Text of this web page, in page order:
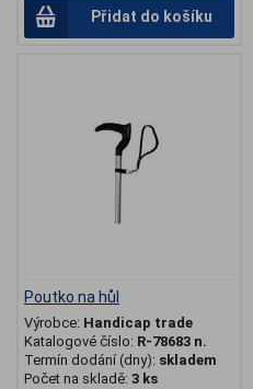
Přidat do košíku
Poutko na hůl
Výrobce: Handicap trade
Katalogové číslo: R-78683 n.
Termín dodání (dny): skladem
Počet na skladě: 3 ks